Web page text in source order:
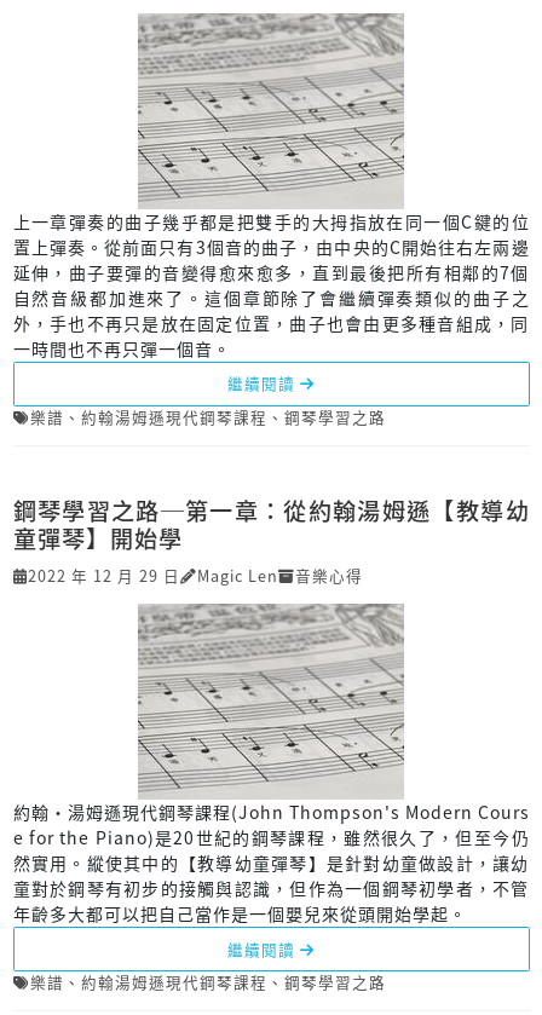
上一章彈奏的曲子幾乎都是把雙手的大拇指放在同一個C鍵的位
置上彈奏。從前面只有3個音的曲子，由中央的C開始往右左兩邊
延伸，曲子要彈的音變得愈來愈多，直到最後把所有相鄰的7個
自然音級都加進來了。這個章節除了會繼續彈奏類似的曲子之
外，手也不再只是放在固定位置，曲子也會由更多種音組成，同
一時間也不再只彈一個音。
繼續閱讀
樂譜 、 約翰湯姆遜現代鋼琴課程 、 鋼琴學習之路
鋼琴學習之路─第一章：從約翰湯姆遜【教導幼
童彈琴】開始學
2022 年 12 月 29 日 Magic Len 音樂心得
約翰‧湯姆遜現代鋼琴課程(John Thompson's Modern Cours
e for the Piano)是20世紀的鋼琴課程，雖然很久了，但至今仍
然實用。縱使其中的【教導幼童彈琴】是針對幼童做設計，讓幼
童對於鋼琴有初步的接觸與認識，但作為一個鋼琴初學者，不管
年齡多大都可以把自己當作是一個嬰兒來從頭開始學起。
繼續閱讀
樂譜 、 約翰湯姆遜現代鋼琴課程 、 鋼琴學習之路